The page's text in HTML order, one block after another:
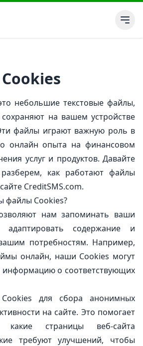
Cookies
небольшие текстовые файлы,
на вашем устройстве
файлы играют важную роль в
онлайн опыта на финансовом
услуг и продуктов. Давайте
как работают файлы
CreditSMS.com.
файлы Cookies?
нам запоминать ваши
адаптировать содержание и
потребностям. Например,
онлайн, наши Cookies могут
информацию о соответствующих
для сбора анонимных
на сайте. Это помогает
страницы веб-сайта
требуют улучшений, чтобы